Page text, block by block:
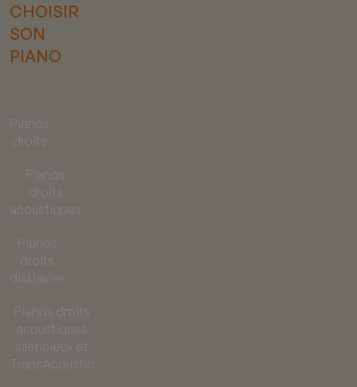
CHOISIR
SON
PIANO
Pianos
droits
Pianos
droits
acoustiques
Pianos
droits
disklavier
Pianos droits
acoustiques
silencieux et
TransAcoustic